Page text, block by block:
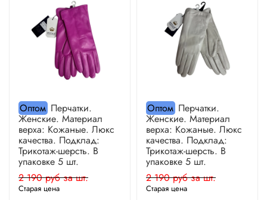
ОптомПерчатки.
Женские. Материал
верха: Кожаные. Люкс
качества. Подклад:
Трикотаж-шерсть. В
упаковке 5 шт.
2 190 руб за шт.
Старая цена
ОптомПерчатки.
Женские. Материал
верха: Кожаные. Люкс
качества. Подклад:
Трикотаж-шерсть. В
упаковке 5 шт.
2 190 руб за шт.
Старая цена